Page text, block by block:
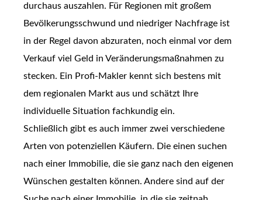
durchaus auszahlen. Für Regionen mit großem
Bevölkerungsschwund und niedriger Nachfrage ist
in der Regel davon abzuraten, noch einmal vor dem
Verkauf viel Geld in Veränderungsmaßnahmen zu
stecken. Ein Profi-Makler kennt sich bestens mit
dem regionalen Markt aus und schätzt Ihre
individuelle Situation fachkundig ein.
Schließlich gibt es auch immer zwei verschiedene
Arten von potenziellen Käufern. Die einen suchen
nach einer Immobilie, die sie ganz nach den eigenen
Wünschen gestalten können. Andere sind auf der